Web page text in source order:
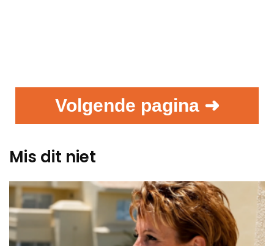
Volgende pagina ➜
Mis dit niet